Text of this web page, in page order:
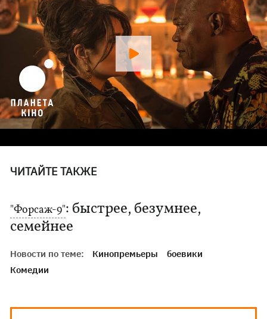
ЧИТАЙТЕ ТАКЖЕ
"Форсаж-9": быстрее, безумнее,
семейнее
Новости по теме: Кинопремьеры
боевики
Комедии